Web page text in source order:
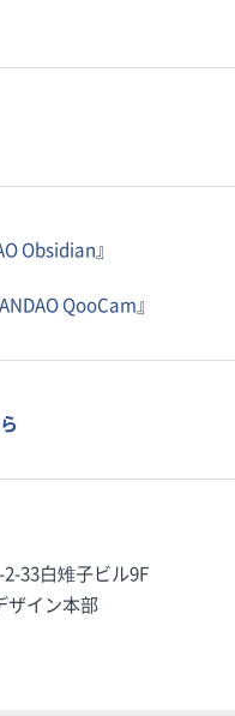
Obsidian』
QooCam』
33白雉子ビル9F
ザイン本部